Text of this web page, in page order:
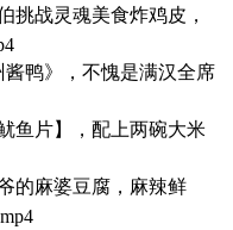
挑战灵魂美食炸鸡皮，
酱鸭》，不愧是满汉全席
鱼片】，配上两碗大米
的麻婆豆腐，麻辣鲜